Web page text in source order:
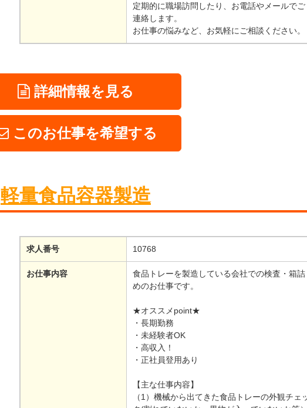
定期的に職場訪問したり、お電話やメールでご
連絡します。
お仕事の悩みなど、お気軽にご相談ください。
詳細情報を見る
このお仕事を希望する
軽量食品容器製造
求人番号 10768
お仕事内容
食品トレーを製造している会社での検査・箱詰
めのお仕事です。
★オススメpoint★
・長期勤務
・未経験者OK
・高収入！
・正社員登用あり
【主な仕事内容】
（1）機械から出てきた食品トレーの外観チェ